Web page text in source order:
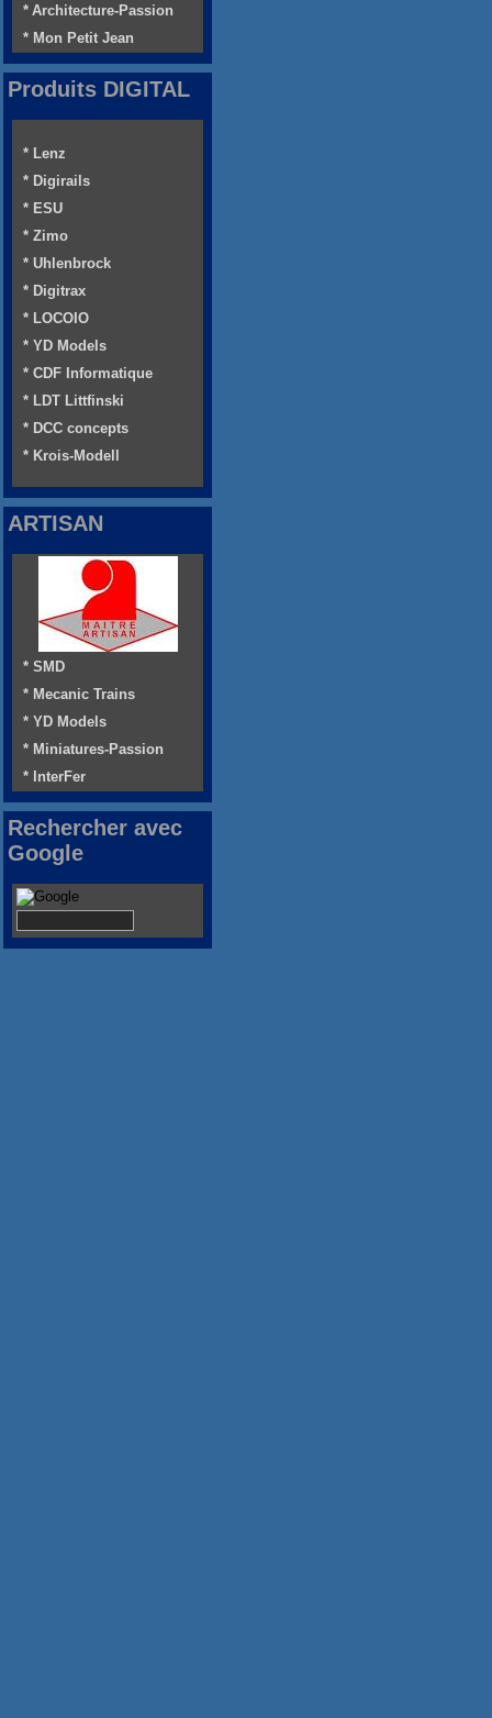
* Architecture-Passion
* Mon Petit Jean
Produits DIGITAL
* Lenz
* Digirails
* ESU
* Zimo
* Uhlenbrock
* Digitrax
* LOCOIO
* YD Models
* CDF Informatique
* LDT Littfinski
* DCC concepts
* Krois-Modell
ARTISAN
* SMD
* Mecanic Trains
* YD Models
* Miniatures-Passion
* InterFer
Rechercher avec
Google